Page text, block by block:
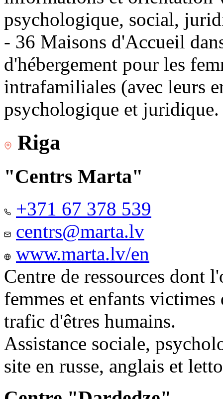
psychologique, social,
- 36 Maisons d'Accueil
d'hébergement pour les
intrafamiliales (avec leurs
psychologique et juridique.
Riga
"Centrs Marta"
+371 67 378 539
centrs@marta.lv
www.marta.lv/en
Centre de ressources dont
femmes et enfants
trafic d'êtres humains.
Assistance sociale,
site en russe, anglais et